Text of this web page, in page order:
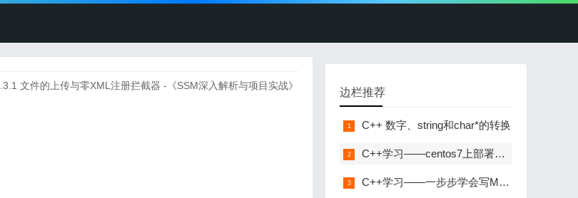
文件的上传与零XML注册拦截器 -《SSM深入解析与项目实战》
边栏推荐
C++ 数字、string和char*的转换
C++学习——centos7上部署C++开发环境
C++学习——一步步学会写Makefile